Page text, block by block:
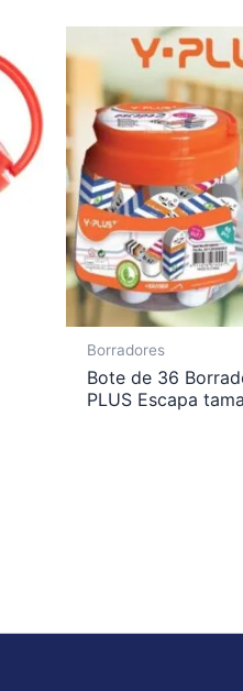
Borradores
Bote de 36
PLUS Escapa